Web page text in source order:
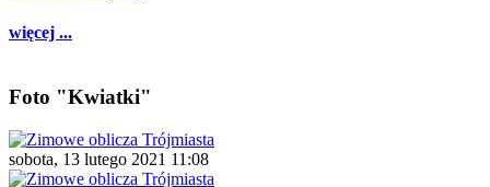
więcej ...
Foto "Kwiatki"
sobota, 13 lutego 2021 11:08